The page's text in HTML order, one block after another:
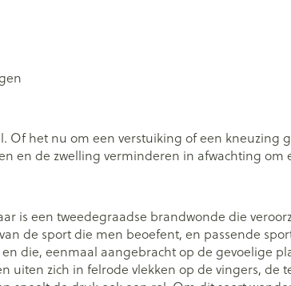
Of het nu om een verstuiking of een
en de zwelling verminderen in afwachting
is een tweedegraadse brandwonde die
de sport die men beoefent, en passende
die, eenmaal aangebracht op de gevoelige
zich in felrode vlekken op de vingers, de